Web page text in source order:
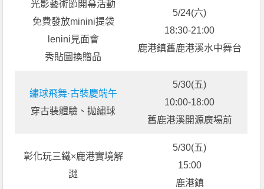
光影藝術節開幕活動
免費發放minini提袋
lenini見面會
秀貼圖換贈品
5/24(六)
18:30-21:00
鹿港鎮舊鹿港溪水中舞台
繡球飛舞·古裝慶端午
穿古裝體驗、拋繡球
5/30(五)
10:00-18:00
舊鹿港溪開源廣場前
彰化玩三鐵×鹿港實境解
謎
5/30(五)
15:00
鹿港鎮